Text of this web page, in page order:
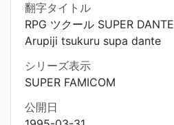
翻字タイトル
RPG ツクール SUPER DANTE
Arupiji tsukuru supa dante
シリーズ表示
SUPER FAMICOM
公開日